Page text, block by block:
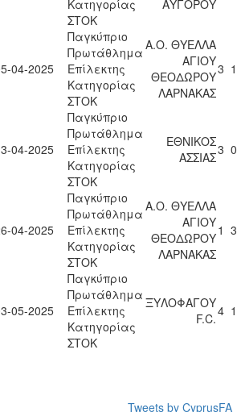
Κατηγορίας
ΣΤΟΚ
ΑΥΓΟΡΟΥ
04-2025
Παγκύπριο
Πρωτάθλημα
Επίλεκτης
Κατηγορίας
ΣΤΟΚ
Α.Ο. ΘΥΕΛΛΑ
ΑΓΙΟΥ
ΘΕΟΔΩΡΟΥ
ΛΑΡΝΑΚΑΣ
3 1
04-2025
Παγκύπριο
Πρωτάθλημα
Επίλεκτης
Κατηγορίας
ΣΤΟΚ
ΕΘΝΙΚΟΣ
ΑΣΣΙΑΣ3 0
04-2025
Παγκύπριο
Πρωτάθλημα
Επίλεκτης
Κατηγορίας
ΣΤΟΚ
Α.Ο. ΘΥΕΛΛΑ
ΑΓΙΟΥ
ΘΕΟΔΩΡΟΥ
ΛΑΡΝΑΚΑΣ
1 3
05-2025
Παγκύπριο
Πρωτάθλημα
Επίλεκτης
Κατηγορίας
ΣΤΟΚ
ΞΥΛΟΦΑΓΟΥ
F.C.4 1
Tweets by CyprusFA